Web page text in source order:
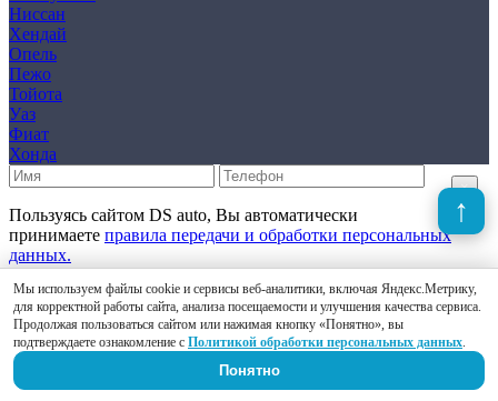
Ниссан
Хендай
Опель
Пежо
Тойота
Уаз
Фиат
Хонда
Мы используем файлы cookie и сервисы веб-аналитики, включая Яндекс.Метрику,
для корректной работы сайта, анализа посещаемости и улучшения качества сервиса.
Продолжая пользоваться сайтом или нажимая кнопку «Понятно», вы
подтверждаете ознакомление с Политикой обработки персональных данных.
Понятно
×
Пользуясь сайтом DS auto, Вы автоматически
принимаете правила передачи и обработки персональных
данных.
Отправить
×